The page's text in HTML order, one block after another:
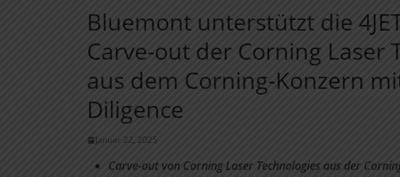
Bluemont unterstützt die
Carve-out der Corning Laser
aus dem Corning-Konzern
Diligence
Januar 22, 2025
Carve-out von Corning Laser Technologies aus der